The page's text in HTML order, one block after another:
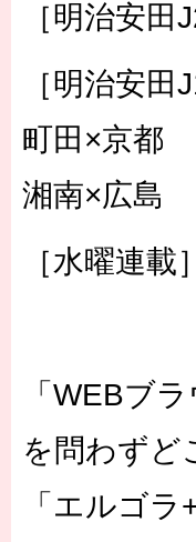
［明治安
［明治安
町田×京都
湘南×広島
［水曜連載］
「WEBブ
を問わずど
「エルゴラ